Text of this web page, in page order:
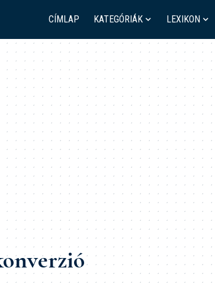
CÍMLAP KATEGÓRIÁK LEXIKON